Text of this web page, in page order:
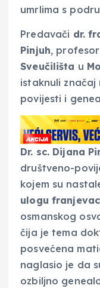
umrlima s
Predavači dr.
Pinjuh,
Sveučilišta u
istaknuli značaj
povijesti i
Dr. sc. Dijana
društveno-
kojem su
ulogu
osmanskog
čija je tema
posvećena
naglasio je da
ozbiljno